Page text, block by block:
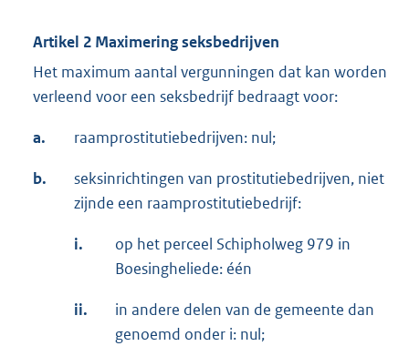
Artikel 2 Maximering seksbedrijven
Het maximum aantal vergunningen dat kan worden
verleend voor een seksbedrijf bedraagt voor:
a. raamprostitutiebedrijven: nul;
b.
seksinrichtingen van prostitutiebedrijven, niet
zijnde een raamprostitutiebedrijf:
i.
op het perceel Schipholweg 979 in
Boesingheliede: één
ii.
in andere delen van de gemeente dan
genoemd onder i: nul;